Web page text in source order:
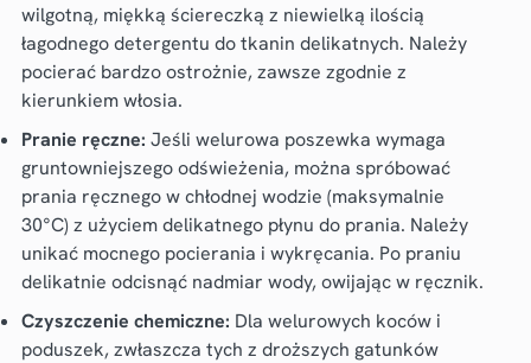
wilgotną, miękką ściereczką z niewielką ilością
łagodnego detergentu do tkanin delikatnych. Należy
pocierać bardzo ostrożnie, zawsze zgodnie z
kierunkiem włosia.
Pranie ręczne: Jeśli welurowa poszewka wymaga
gruntowniejszego odświeżenia, można spróbować
prania ręcznego w chłodnej wodzie (maksymalnie
30°C) z użyciem delikatnego płynu do prania. Należy
unikać mocnego pocierania i wykręcania. Po praniu
delikatnie odcisnąć nadmiar wody, owijając w ręcznik.
Czyszczenie chemiczne: Dla welurowych koców i
poduszek, zwłaszcza tych z droższych gatunków